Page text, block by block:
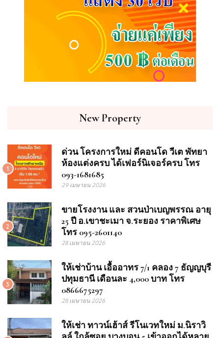
New Property
1
ด่วน โครงการใหม่ ดีคอนโด วีเต พัทยา
ห้องแต่งครบ ได้เฟอร์นิเจอร์ครบ โทร
093-1681685
29 เมษายน 2026
2
ขายโรงงาน และ สวนป่าเบญพรรณ อายุ
25 ปี อ.เขาชะเมา จ.ระยอง ราคาพิเศษ
โทร 095-2601140
28 เมษายน 2026
3
ให้เช่าบ้าน เอื้ออาทร 7/1 คลอง 7 ธัญญบุรี
ปทุมธานี เดือนละ 4,000 บาท โทร
0866675297
28 เมษายน 2026
ให้เช่า ทาวน์เฮ้าส์ รีโนเวทใหม่ ม.นิราวิ